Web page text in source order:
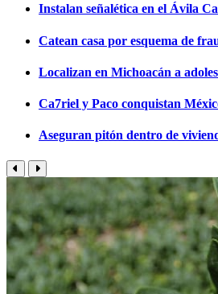
Instalan señalética en el Ávila
Catean casa por esquema de
Localizan en Michoacán a
Ca7riel y Paco conquistan
Aseguran pitón dentro de